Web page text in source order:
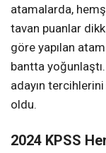
atamalarda,
tavan puanlar
göre yapılan
bantta
adayın
oldu.
2024 KPSS